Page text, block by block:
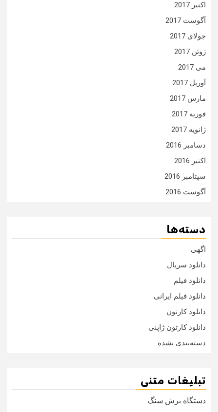
اکتبر 2017
آگوست 2017
جولای 2017
ژوئن 2017
می 2017
آوریل 2017
مارس 2017
فوریه 2017
ژانویه 2017
دسامبر 2016
اکتبر 2016
سپتامبر 2016
آگوست 2016
دسته‌ها
اگهی
دانلود سریال
دانلود فیلم
دانلود فیلم ایرانی
دانلود کارتون
دانلود کارتون ژاپنی
دسته‌بندی نشده
تبلیغات متنی
دستگاه برش سنگ